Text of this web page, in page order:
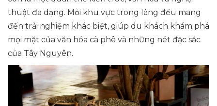
thuật đa dạng. Mỗi khu vực trong làng đều mang
đến trải nghiệm khác biệt, giúp du khách khám phá
mọi mặt của văn hóa cà phê và những nét đặc sắc
của Tây Nguyên.